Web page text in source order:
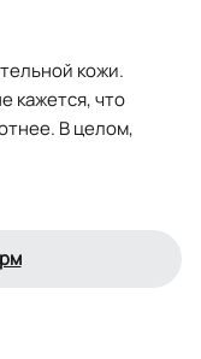
кожи.
кажется, что
В целом,